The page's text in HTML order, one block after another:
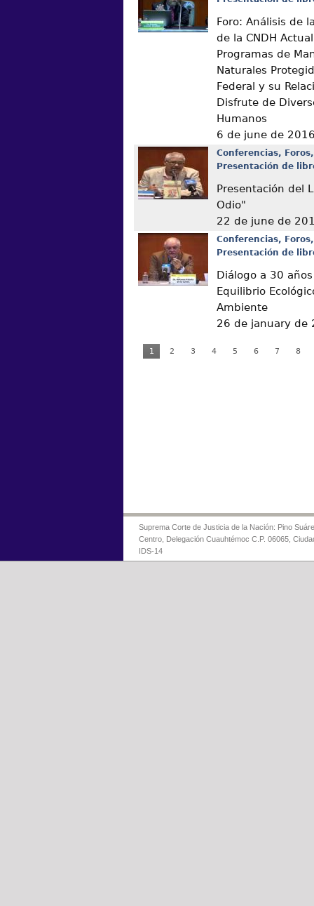
Foro: Análisis de
de la CNDH
Programas de
Naturales
Federal y su
Disfrute de
Humanos
6 de june de
Conferencias,
Presentación de
Presentación del
Odio"
22 de june de
Conferencias,
Presentación de
Diálogo a 30
Equilibrio
Ambiente
26 de january de
1 2 3 4 5 6 7 8
Suprema Corte de Justicia de la Nación: Pino
Centro, Delegación Cuauhtémoc C.P. 06065,
IDS-14